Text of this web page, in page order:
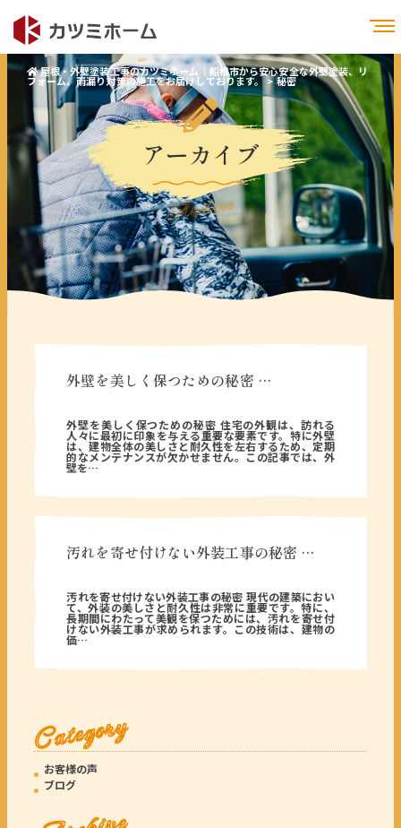
屋根・外壁塗装工事のカツミホーム｜船橋市から安心安全な外壁塗装、リ
フォーム、雨漏り対策の施工をお届けしております。>秘密
アーカイブ
Archive
外壁を美しく保つための秘密 …
外壁を美しく保つための秘密 住宅の外観は、訪れる
人々に最初に印象を与える重要な要素です。特に外壁
は、建物全体の美しさと耐久性を左右するため、定期
的なメンテナンスが欠かせません。この記事では、外
壁を…
汚れを寄せ付けない外装工事の秘密 …
汚れを寄せ付けない外装工事の秘密 現代の建築におい
て、外装の美しさと耐久性は非常に重要です。特に、
長期間にわたって美観を保つためには、汚れを寄せ付
けない外装工事が求められます。この技術は、建物の
価…
Category
お客様の声
ブログ